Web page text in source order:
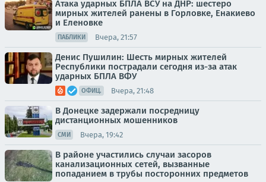
Атака ударных БПЛА ВСУ на ДНР: шестеро
мирных жителей ранены в Горловке, Енакиево
и Еленовке
ПАБЛИКИ Вчера, 21:57
Денис Пушилин: Шесть мирных жителей
Республики пострадали сегодня из-за атак
ударных БПЛА ВФУ
ОФИЦ. Вчера, 21:48
В Донецке задержали посредницу
дистанционных мошенников
СМИ Вчера, 19:42
В районе участились случаи засоров
канализационных сетей, вызванные
попаданием в трубы посторонних предметов